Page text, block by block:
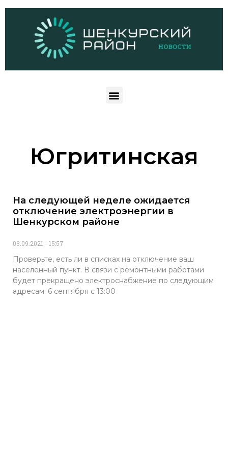
Югритинская
На следующей неделе ожидается
отключение электроэнергии в
Шенкурском районе
03.09.2021 15:57
Проверьте, есть ли в списках на отключение ваш
населенный пункт. В связи с ремонтными работами
будет прекращено электроснабжение по следующим
адресам: 6 сентября с 13:00